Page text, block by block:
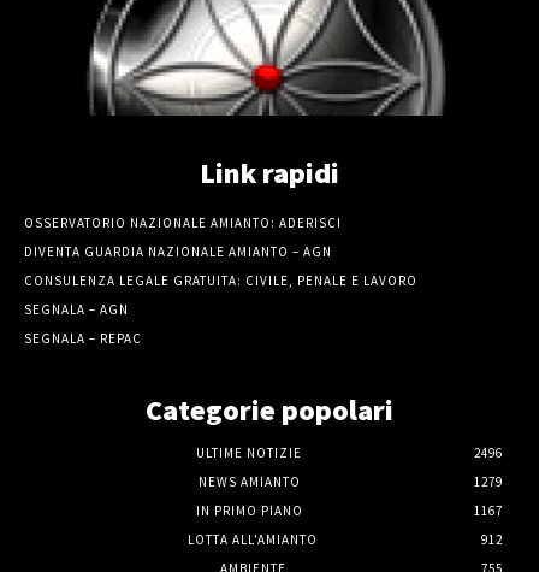
Link rapidi
OSSERVATORIO NAZIONALE AMIANTO: ADERISCI
DIVENTA GUARDIA NAZIONALE AMIANTO – AGN
CONSULENZA LEGALE GRATUITA: CIVILE, PENALE E LAVORO
SEGNALA – AGN
SEGNALA – REPAC
Categorie popolari
ULTIME NOTIZIE
2496
NEWS AMIANTO
1279
IN PRIMO PIANO
1167
LOTTA ALL'AMIANTO
912
AMBIENTE
755